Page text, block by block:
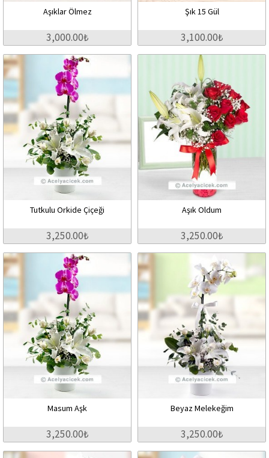
Aşıklar Ölmez
3,000.00₺
Şık 15 Gül
3,100.00₺
Tutkulu Orkide Çiçeği
3,250.00₺
Aşık Oldum
3,250.00₺
Masum Aşk
3,250.00₺
Beyaz Melekeğim
3,250.00₺